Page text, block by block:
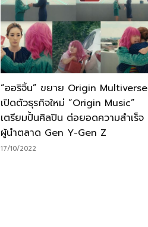
“ออริจิ้น” ขยาย Origin Multiverse
เปิดตัวธุรกิจใหม่ “Origin Music”
เตรียมปั้นศิลปิน ต่อยอดความสำเร็จ
ผู้นำตลาด Gen Y-Gen Z
17/10/2022